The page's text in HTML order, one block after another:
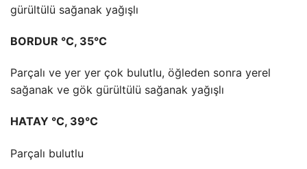
gürültülü sağanak yağışlı
BORDUR °C, 35°C
Parçalı ve yer yer çok bulutlu, öğleden sonra yerel
sağanak ve gök gürültülü sağanak yağışlı
HATAY °C, 39°C
Parçalı bulutlu